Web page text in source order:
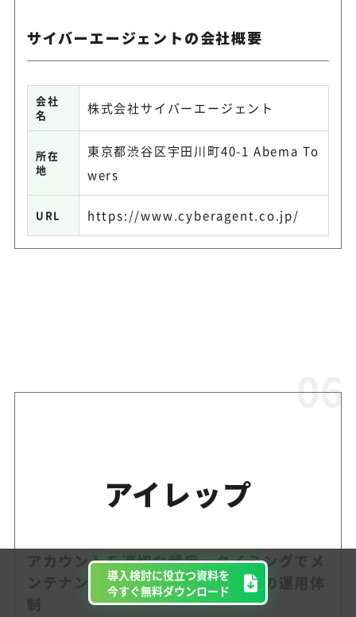
導入検討に役立つ資料を
今すぐ無料ダウンロード
サイバーエージェントの会社概要
会社
名
株式会社サイバーエージェント
所在
地
東京都渋谷区宇田川町40-1 Abema To
wers
URL https://www.cyberagent.co.jp/
アイレップ
アカウントを適切な頻度・タイミングでメ
ンテナンス、改善・前進するための運用体